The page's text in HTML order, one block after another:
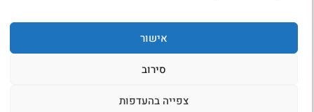
אישור
סירוב
צפייה בהעדפות
הרשמה לניוזלטר
פרסמו אצלנו
הצהרת נגישות
הצהרת פרטיות